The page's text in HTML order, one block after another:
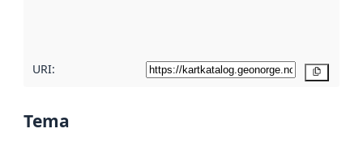
URI:
Tema